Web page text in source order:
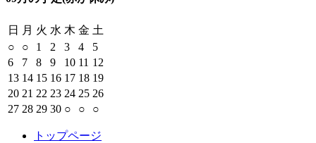
日 月 火 水 木 金 土
○
○ 1 2 3 4
5
6
7 8 9 10 11 12
13 14 15 16 17 18 19
20 21 22 23 24 25 26
27 28 29 30 ○ ○ ○
トップページ